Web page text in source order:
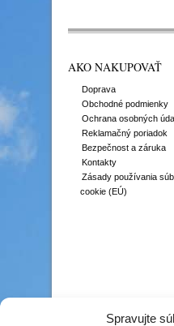
Spravujte
AKO NAKUPOVAŤ
Doprava
Obchodné podmienky
Ochrana osobných
Reklamačný poriadok
Bezpečnost a záruka
Kontakty
Zásady používania
cookie (EÚ)